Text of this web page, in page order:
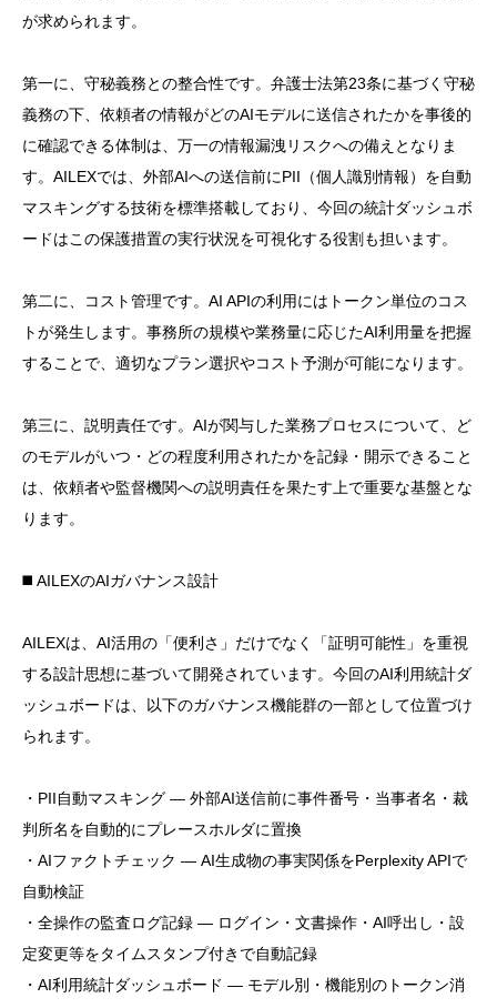
が求められます。
第一に、守秘義務との整合性です。弁護士法第23条に基づく守秘
義務の下、依頼者の情報がどのAIモデルに送信されたかを事後的
に確認できる体制は、万一の情報漏洩リスクへの備えとなりま
す。AILEXでは、外部AIへの送信前にPII（個人識別情報）を自動
マスキングする技術を標準搭載しており、今回の統計ダッシュボ
ードはこの保護措置の実行状況を可視化する役割も担います。
第二に、コスト管理です。AI APIの利用にはトークン単位のコス
トが発生します。事務所の規模や業務量に応じたAI利用量を把握
することで、適切なプラン選択やコスト予測が可能になります。
第三に、説明責任です。AIが関与した業務プロセスについて、ど
のモデルがいつ・どの程度利用されたかを記録・開示できること
は、依頼者や監督機関への説明責任を果たす上で重要な基盤とな
ります。
◼️ AILEXのAIガバナンス設計
AILEXは、AI活用の「便利さ」だけでなく「証明可能性」を重視
する設計思想に基づいて開発されています。今回のAI利用統計ダ
ッシュボードは、以下のガバナンス機能群の一部として位置づけ
られます。
・PII自動マスキング — 外部AI送信前に事件番号・当事者名・裁
判所名を自動的にプレースホルダに置換
・AIファクトチェック — AI生成物の事実関係をPerplexity APIで
自動検証
・全操作の監査ログ記録 — ログイン・文書操作・AI呼出し・設
定変更等をタイムスタンプ付きで自動記録
・AI利用統計ダッシュボード — モデル別・機能別のトークン消